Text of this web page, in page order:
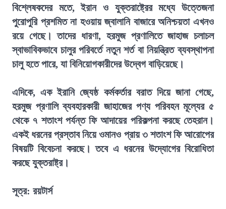
বিশ্লেষকদের মতে, ইরান ও যুক্তরাষ্ট্রের মধ্যে উত্তেজনা
পুরোপুরি প্রশমিত না হওয়ায় জ্বালানি বাজারে অনিশ্চয়তা এখনও
রয়ে গেছে। তাদের ধারণা, হরমুজ প্রণালিতে জাহাজ চলাচল
স্বাভাবিকভাবে চালুর পরিবর্তে নতুন শর্ত বা নিয়ন্ত্রিত ব্যবস্থাপনা
চালু হতে পারে, যা বিনিয়োগকারীদের উদ্বেগ বাড়িয়েছে।
এদিকে, এক ইরানি জ্যেষ্ঠ কর্মকর্তার বরাত দিয়ে জানা গেছে,
হরমুজ প্রণালি ব্যবহারকারী জাহাজের পণ্য পরিবহন মূল্যের ৫
থেকে ৭ শতাংশ পর্যন্ত ফি আদায়ের পরিকল্পনা করছে তেহরান।
একই ধরনের প্রস্তাব নিয়ে ওমানও প্রায় ৩ শতাংশ ফি আরোপের
বিষয়টি বিবেচনা করছে। তবে এ ধরনের উদ্যোগের বিরোধিতা
করছে যুক্তরাষ্ট্র।
সূত্র: রয়টার্স